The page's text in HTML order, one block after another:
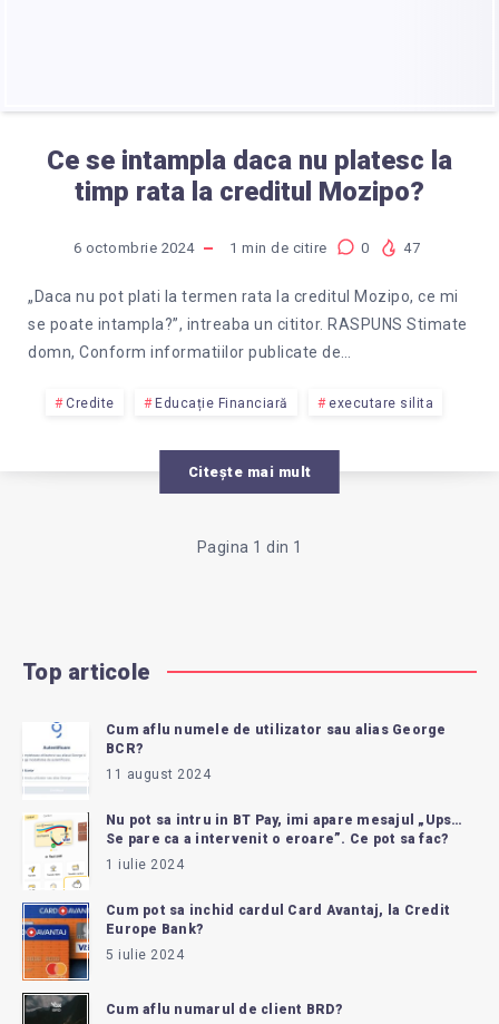
Ce se intampla daca nu platesc la
timp rata la creditul Mozipo?
6 octombrie 2024 1 min de citire 0 47
„Daca nu pot plati la termen rata la creditul Mozipo, ce mi
se poate intampla?”, intreaba un cititor. RASPUNS Stimate
domn, Conform informatiilor publicate de…
Credite Educație Financiară executare silita
Citește mai mult
Pagina 1 din 1
Top articole
Cum aflu numele de utilizator sau alias George
BCR?
11 august 2024
Nu pot sa intru in BT Pay, imi apare mesajul „Ups…
Se pare ca a intervenit o eroare”. Ce pot sa fac?
1 iulie 2024
Cum pot sa inchid cardul Card Avantaj, la Credit
Europe Bank?
5 iulie 2024
Cum aflu numarul de client BRD?